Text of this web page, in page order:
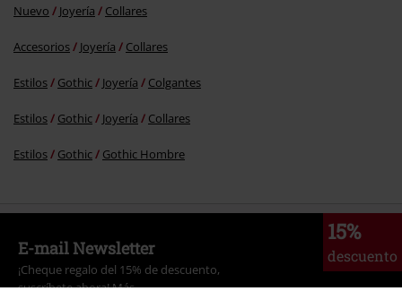
Nuevo Joyería Collares
Accesorios Joyería Collares
Estilos Gothic Joyería Colgantes
Estilos Gothic Joyería Collares
Estilos Gothic Gothic Hombre
15%
descuento
E-mail Newsletter
¡Cheque regalo del 15% de descuento,